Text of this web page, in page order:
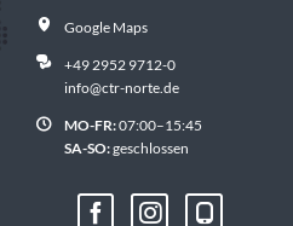
Google Maps
+49 2952 9712-0
info@ctr-norte.de
MO-FR:07:00–15:45
SA-SO:geschlossen